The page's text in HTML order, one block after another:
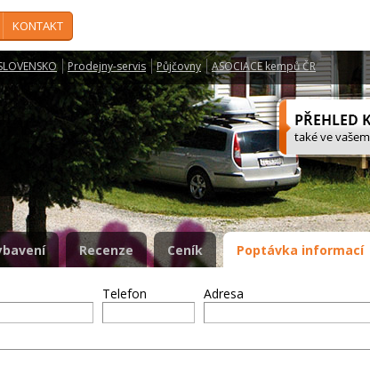
KONTAKT
Prodejny-servis Půjčovny ASOCIACE kempů ČR
Recenze Ceník Poptávka informací
Telefon Adresa